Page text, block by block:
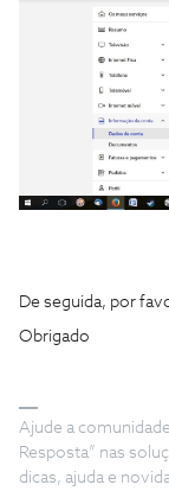
De seguida, por
Obrigado
Ajude a
Resposta” nas
dicas, ajuda e